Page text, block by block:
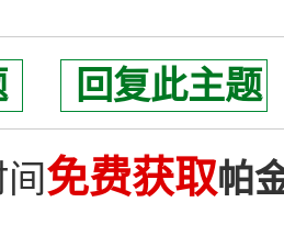
回复此主题
免费获取帕